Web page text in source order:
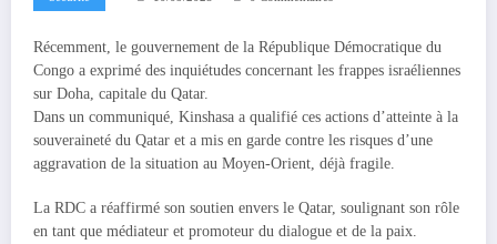
Récemment, le gouvernement de la République Démocratique du
Congo a exprimé des inquiétudes concernant les frappes israéliennes
sur Doha, capitale du Qatar.
Dans un communiqué, Kinshasa a qualifié ces actions d’atteinte à la
souveraineté du Qatar et a mis en garde contre les risques d’une
aggravation de la situation au Moyen-Orient, déjà fragile.
La RDC a réaffirmé son soutien envers le Qatar, soulignant son rôle
en tant que médiateur et promoteur du dialogue et de la paix.